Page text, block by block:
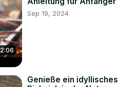
2:06
Sep 19, 2024
Genieße ein idyllisches